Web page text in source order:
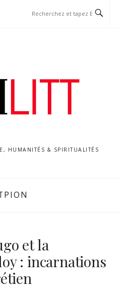
HUMANITÉS & SPIRITUALITÉS
et la
: incarnations